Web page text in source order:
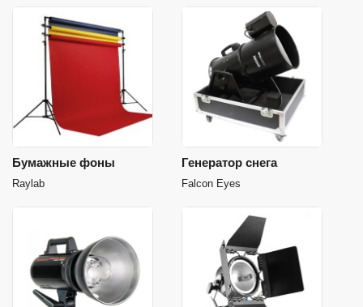
Бумажные фоны
Raylab
Генератор снега
Falcon Eyes